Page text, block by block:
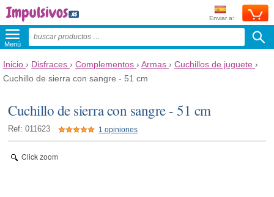
Enviar a:
Menú
Inicio › Disfraces › Complementos › Armas › Cuchillos de juguete ›
Cuchillo de sierra con sangre - 51 cm
Cuchillo de sierra con sangre - 51 cm
Ref: 011623 1 opiniones
Click zoom